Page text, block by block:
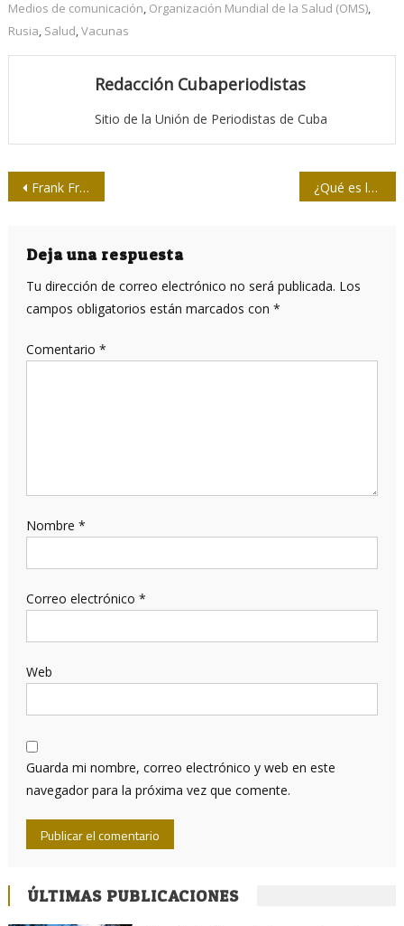
Medios de comunicación Organización Mundial de la Salud (OMS),
Rusia Salud Vacunas
Redacción Cubaperiodistas
Sitio de la Unión de Periodistas de Cuba
Navegación
entradas
Frank Frichard, el periodista que lo sabía todo ¿Qué es la “niebla mental” por coronavirus y cuáles son sus síntomas?
Deja una respuesta
Tu dirección de correo electrónico no será publicada. Los
campos obligatorios están marcados con *
Comentario *
Nombre *
Correo electrónico *
Web
Guarda mi nombre, correo electrónico y web en este
navegador para la próxima vez que comente.
ÚLTIMAS PUBLICACIONES